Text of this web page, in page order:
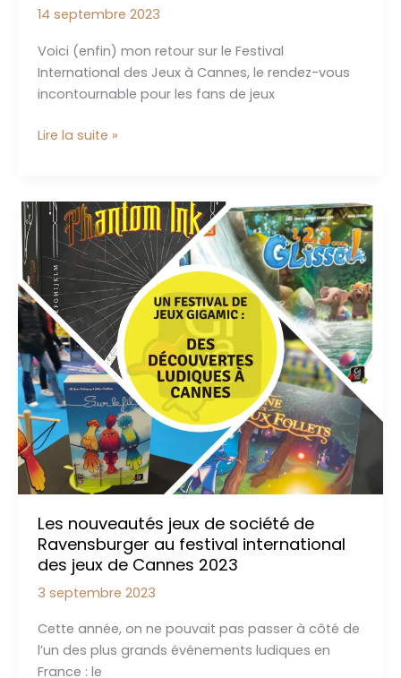
14 septembre 2023
Voici (enfin) mon retour sur le Festival
International des Jeux à Cannes, le rendez-vous
incontournable pour les fans de jeux
Un
Jeux
Gigamic
Des
Découvertes
Ludiques
à
Cannes
Lire la suite »
Les nouveautés jeux de société de
Ravensburger au festival international
des jeux de Cannes 2023
3 septembre 2023
Cette année, on ne pouvait pas passer à côté de
l’un des plus grands événements ludiques en
France : le